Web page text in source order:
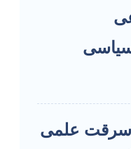
سرقت علمی